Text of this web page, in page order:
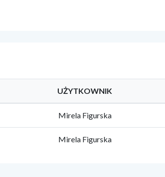
UŻYTKOWNIK
Mirela Figurska
Mirela Figurska